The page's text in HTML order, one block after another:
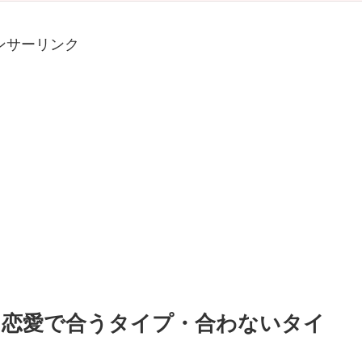
サーリンク
愛で合うタイプ・合わないタイ